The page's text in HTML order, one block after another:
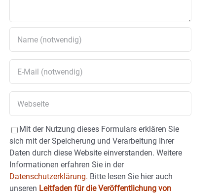
Mit der Nutzung dieses Formulars erklären Sie
sich mit der Speicherung und Verarbeitung Ihrer
Daten durch diese Website einverstanden. Weitere
Informationen erfahren Sie in der
Datenschutzerklärung. Bitte lesen Sie hier auch
unseren Leitfaden für die Veröffentlichung von